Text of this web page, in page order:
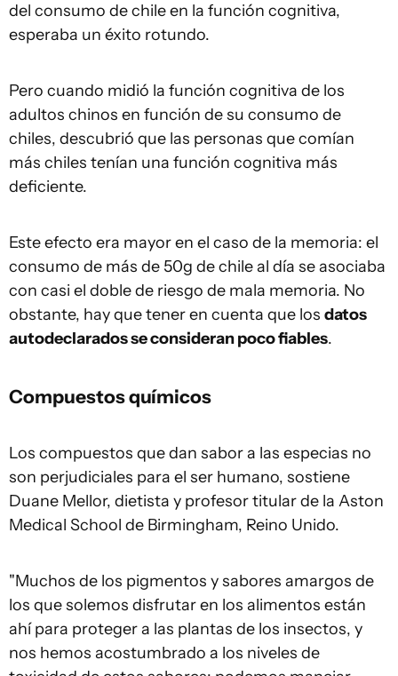
del consumo de chile en la función cognitiva,
esperaba un éxito rotundo.
Pero cuando midió la función cognitiva de los
adultos chinos en función de su consumo de
chiles, descubrió que las personas que comían
más chiles tenían una función cognitiva más
deficiente.
Este efecto era mayor en el caso de la memoria: el
consumo de más de 50g de chile al día se asociaba
con casi el doble de riesgo de mala memoria. No
obstante, hay que tener en cuenta que los datos
autodeclarados se consideran poco fiables.
Compuestos químicos
Los compuestos que dan sabor a las especias no
son perjudiciales para el ser humano, sostiene
Duane Mellor, dietista y profesor titular de la Aston
Medical School de Birmingham, Reino Unido.
"Muchos de los pigmentos y sabores amargos de
los que solemos disfrutar en los alimentos están
ahí para proteger a las plantas de los insectos, y
nos hemos acostumbrado a los niveles de